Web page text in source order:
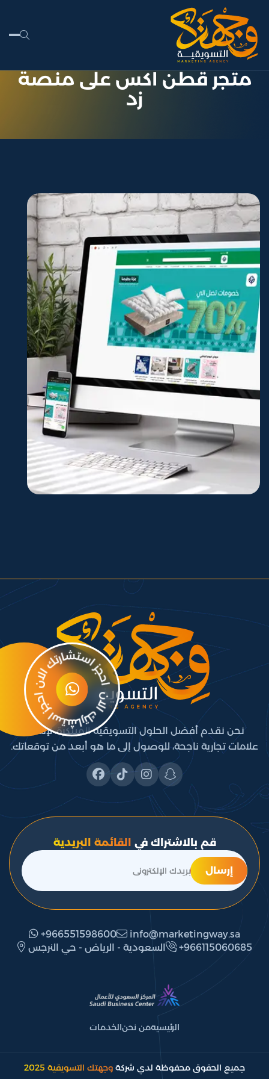
متجر قطن اكس على منصة
زد
نحن نقدم أفضل الحلول التسويقية المبتكرة، لإنشاء
علامات تجارية ناجحة، للوصول إلى ما هو أبعد من توقعاتك.
قم بالاشتراك في القائمة البريدية
إرسال
info@marketingway.sa
+966551598600
‎+966115060685
السعودية - الرياض - حي النرجس
الرئيسيةمن نحنالخدمات
جميع الحقوق محفوظة لدي شركة وجهتك التسويقية 2025